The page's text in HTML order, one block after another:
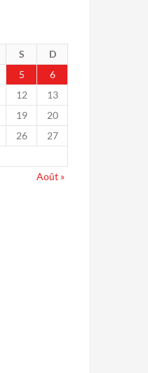
S
D
5
6
12
13
19
20
26
27
Août »